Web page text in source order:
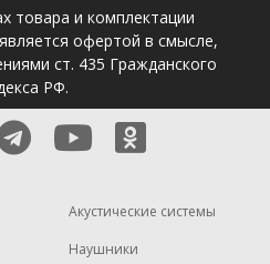
товара и комплектации
офертой в смысле,
ст. 435 Гражданского
РФ.
Акустические системы
Наушники